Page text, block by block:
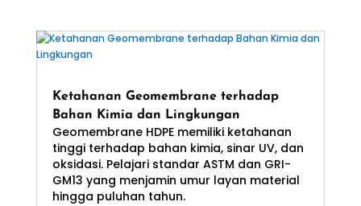
Ketahanan Geomembrane terhadap
Bahan Kimia dan Lingkungan
Geomembrane HDPE memiliki ketahanan
tinggi terhadap bahan kimia, sinar UV, dan
oksidasi. Pelajari standar ASTM dan GRI-
GM13 yang menjamin umur layan material
hingga puluhan tahun.